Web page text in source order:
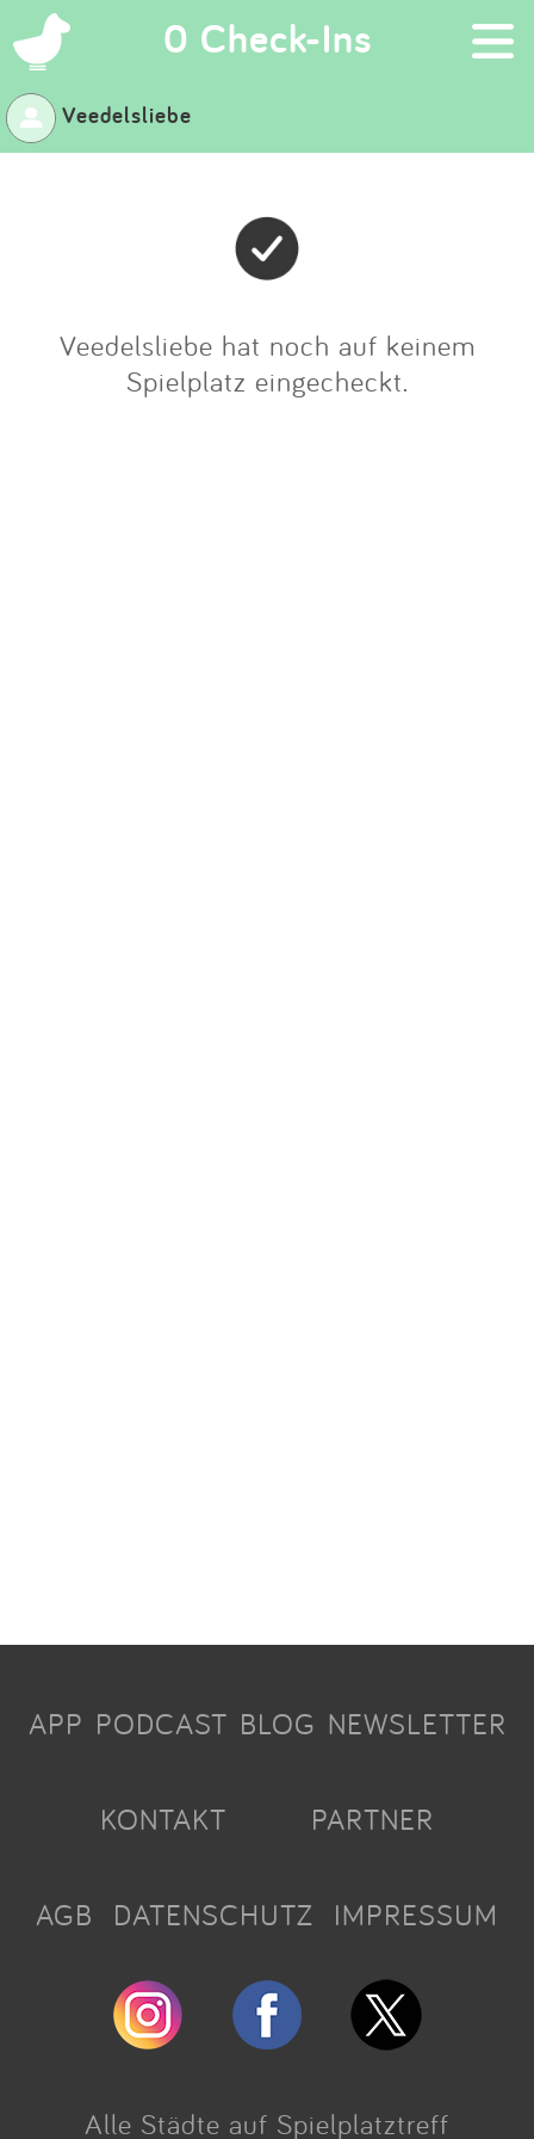
0 Check-Ins ×
Suchen
Eintragen
App
Blog
Partner
Veedelsliebe
Veedelsliebe hat noch auf keinem
Spielplatz eingecheckt.
APP PODCAST BLOG NEWSLETTER
KONTAKT PARTNER
AGB DATENSCHUTZ IMPRESSUM
Alle Städte auf Spielplatztreff